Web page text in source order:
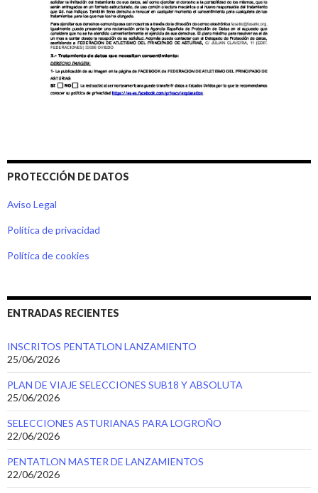
PROTECCIÓN DE DATOS
Aviso Legal
Política de privacidad
Política de cookies
ENTRADAS RECIENTES
INSCRITOS PENTATLON LANZAMIENTO
25/06/2026
PLAN DE VIAJE SELECCIONES SUB18 Y ABSOLUTA
25/06/2026
SELECCIONES ASTURIANAS PARA LOGROÑO
22/06/2026
PENTATLON MASTER DE LANZAMIENTOS
22/06/2026